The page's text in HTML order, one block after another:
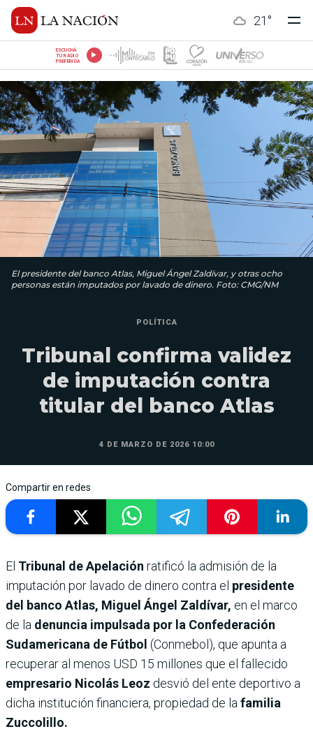
21 °
ESCUCHÁ
TU RADIO
PREFERIDA
El presidente del banco Atlas, Miguel Ángel Zaldívar, y otras ocho
personas están imputados por lavado de dinero. Foto: CMG/NM
POLÍTICA
Tribunal confirma validez
de imputación contra
titular del banco Atlas
4 DE MARZO DE 2026 10:00
Compartir en redes
El Tribunal de Apelación ratificó la admisión de la
imputación por lavado de dinero contra el presidente
del banco Atlas, Miguel Ángel Zaldívar, en el marco
de la denuncia impulsada por la Confederación
Sudamericana de Fútbol (Conmebol), que apunta a
recuperar al menos USD 15 millones que el fallecido
empresario Nicolás Leoz desvió del ente deportivo a
dicha institución financiera, propiedad de la familia
Zuccolillo.